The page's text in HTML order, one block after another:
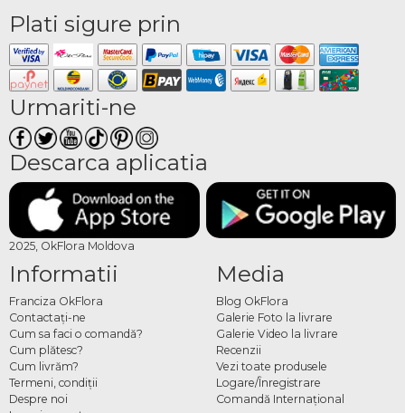
Plati sigure prin
Urmariti-ne
Descarca aplicatia
2025, OkFlora Moldova
Informatii
Franciza OkFlora
Contactaţi-ne
Cum sa faci o comandă?
Cum plătesc?
Cum livrăm?
Termeni, condiţii
Despre noi
Media
Blog OkFlora
Galerie Foto la livrare
Galerie Video la livrare
Recenzii
Vezi toate produsele
Logare/Înregistrare
Comandă Internațional